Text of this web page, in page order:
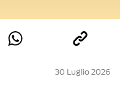
30 Luglio 2026